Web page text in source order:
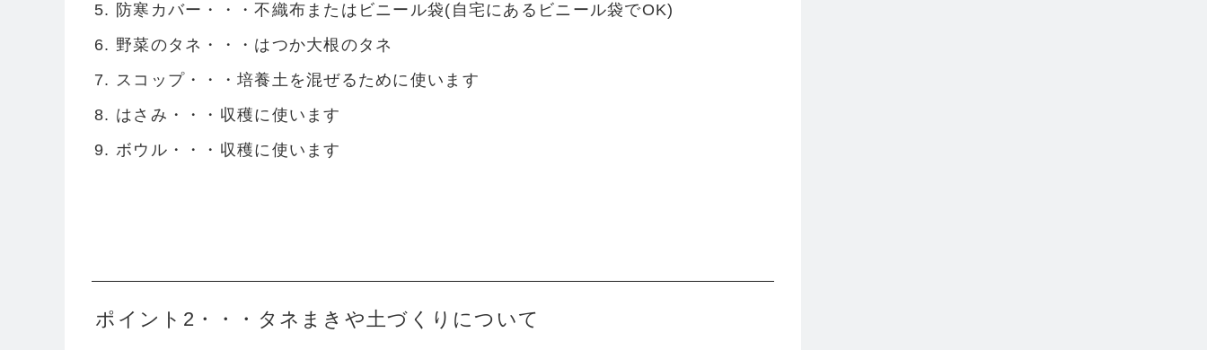
防寒カバー・・・不織布またはビニール袋(自宅にあるビニール袋でOK)
野菜のタネ・・・はつか大根のタネ
スコップ・・・培養土を混ぜるために使います
はさみ・・・収穫に使います
ボウル・・・収穫に使います
ポイント2・・・タネまきや土づくりについて